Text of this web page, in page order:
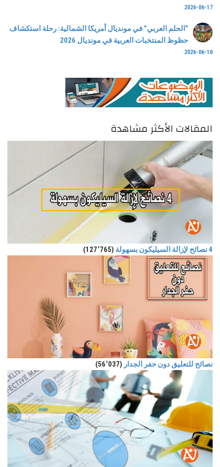
2026-06-17
“الحلم العربي” في مونديال أمريكا الشمالية: رحلة استكشاف
حظوظ المنتخبات العربية في مونديال 2026
2026-06-10
المقالات الأكثر مشاهدة
4 نصائح لإزالة السيليكون بسهولة (127٬765)
نصائح للتعليق دون حفر الجدار (56٬037)